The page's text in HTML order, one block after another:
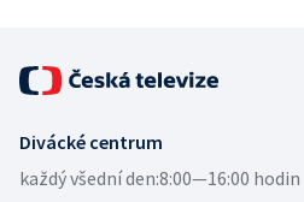
Divácké centrum
každý všední den:8:00—16:00 hodin